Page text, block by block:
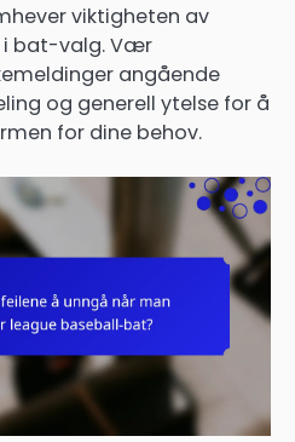
viktigheten av
i bat-valg. Vær
angående
og generell ytelse for å
for dine behov.